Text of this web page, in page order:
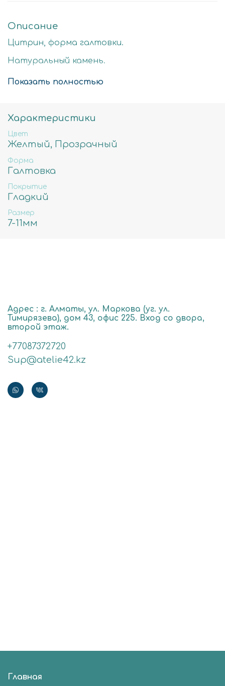
Описание
Цитрин, форма галтовки.
Натуральный камень.
Стоимость за нить 40
Показать полностью
Характеристики
Цвет
Желтый, Прозрачный
Форма
Галтовка
Покрытие
Гладкий
Размер
7-11мм
Адрес : г. Алматы, ул. Маркова (уг. ул.
Тимирязева), дом 43, офис 225. Вход со двора,
второй этаж.
+77087372720
Sup@atelie42.kz
Главная